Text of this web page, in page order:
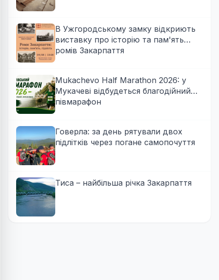
В Ужгородському замку відкриють
виставку про історію та пам'ять
ромів Закарпаття
Mukachevo Half Marathon 2026: у
Мукачеві відбудеться благодійний
півмарафон
Говерла: за день рятували двох
підлітків через погане самопочуття
Тиса – найбільша річка Закарпаття